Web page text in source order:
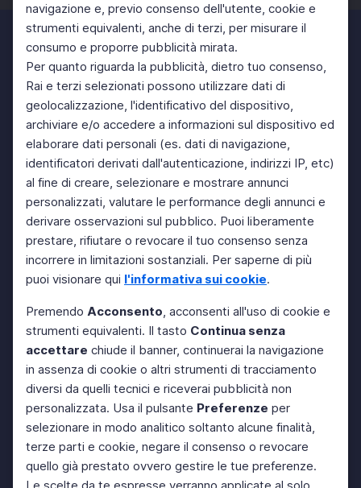
navigazione e, previo consenso dell'utente, cookie e
strumenti equivalenti, anche di terzi, per misurare il
consumo e proporre pubblicità mirata.
Per quanto riguarda la pubblicità, dietro tuo consenso,
Rai e terzi selezionati possono utilizzare dati di
geolocalizzazione, l'identificativo del dispositivo,
archiviare e/o accedere a informazioni sul dispositivo ed
elaborare dati personali (es. dati di navigazione,
identificatori derivati dall'autenticazione, indirizzi IP, etc)
al fine di creare, selezionare e mostrare annunci
personalizzati, valutare le performance degli annunci e
derivare osservazioni sul pubblico. Puoi liberamente
prestare, rifiutare o revocare il tuo consenso senza
incorrere in limitazioni sostanziali. Per saperne di più
puoi visionare qui l'informativa sui cookie.
Premendo Acconsento, acconsenti all'uso di cookie e
strumenti equivalenti. Il tasto Continua senza
accettare chiude il banner, continuerai la navigazione
in assenza di cookie o altri strumenti di tracciamento
diversi da quelli tecnici e riceverai pubblicità non
personalizzata. Usa il pulsante Preferenze per
selezionare in modo analitico soltanto alcune finalità,
terze parti e cookie, negare il consenso o revocare
quello già prestato ovvero gestire le tue preferenze.